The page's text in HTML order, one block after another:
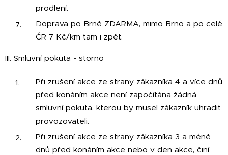
prodlení.
Doprava po Brně ZDARMA, mimo Brno a po celé
ČR 7 Kč/km tam i zpět.
III. Smluvní pokuta - storno
Při zrušení akce ze strany zákazníka 4 a více dnů
před konáním akce není započítána žádná
smluvní pokuta, kterou by musel zákazník uhradit
provozovateli.
Při zrušení akce ze strany zákazníka 3 a méně
dnů před konáním akce nebo v den akce, činí